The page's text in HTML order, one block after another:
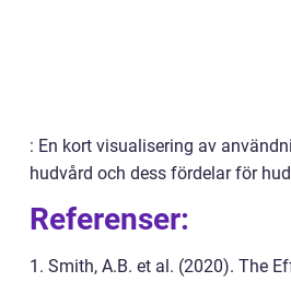
: En kort visualisering av
hudvård och dess fördelar för
Referenser:
1. Smith, A.B. et al. (2020). The